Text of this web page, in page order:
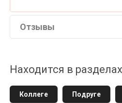
Отзывы
Находится в разделах
Коллеге Подруге